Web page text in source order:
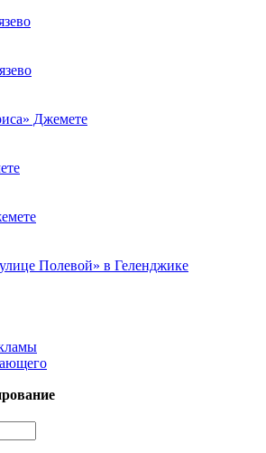
Джемете
Полевой» в Геленджике